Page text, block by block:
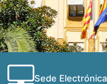
Sede Electrónica